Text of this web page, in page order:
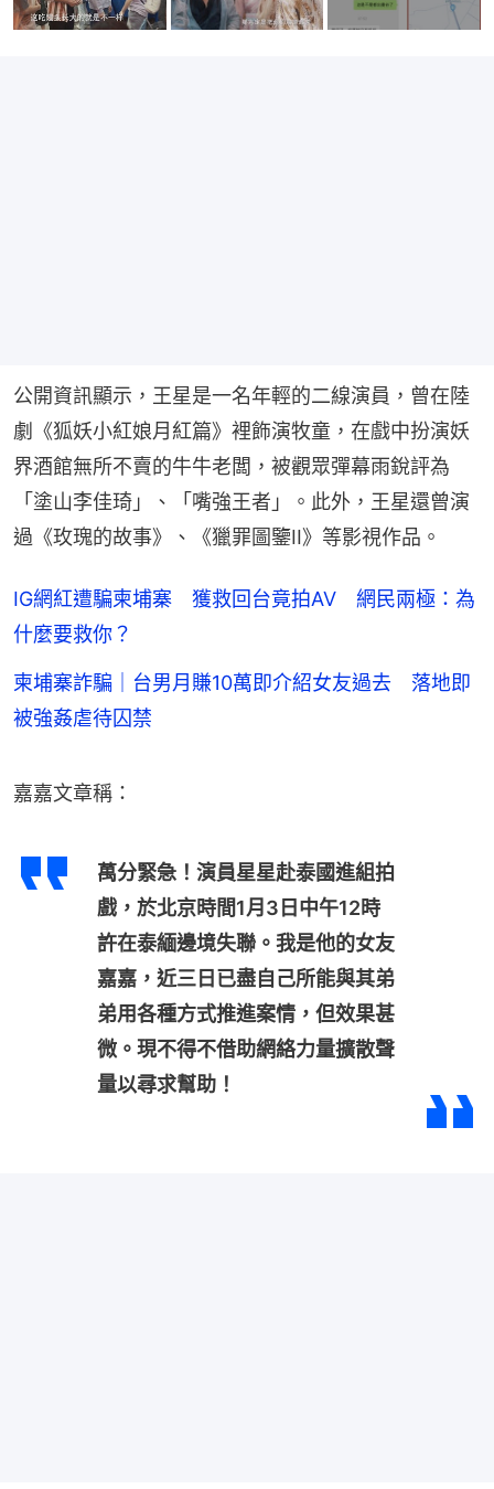
公開資訊顯示，王星是一名年輕的二線演員，曾在陸
劇《狐妖小紅娘月紅篇》裡飾演牧童，在戲中扮演妖
界酒館無所不賣的牛牛老闆，被觀眾彈幕雨銳評為
「塗山李佳琦」、「嘴強王者」。此外，王星還曾演
過《玫瑰的故事》、《獵罪圖鑒II》等影視作品。
IG網紅遭騙柬埔寨 獲救回台竟拍AV 網民兩極：為
什麼要救你？
柬埔寨詐騙｜台男月賺10萬即介紹女友過去 落地即
被強姦虐待囚禁
嘉嘉文章稱：
萬分緊急！演員星星赴泰國進組拍
戲，於北京時間1月3日中午12時
許在泰緬邊境失聯。我是他的女友
嘉嘉，近三日已盡自己所能與其弟
弟用各種方式推進案情，但效果甚
微。現不得不借助網絡力量擴散聲
量以尋求幫助！